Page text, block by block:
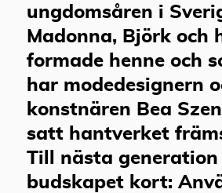
ungdomsåren i
Madonna, Björk och
formade henne och
har mode­designern
konstnären Bea
satt hantverket
Till nästa generation
budskapet kort: